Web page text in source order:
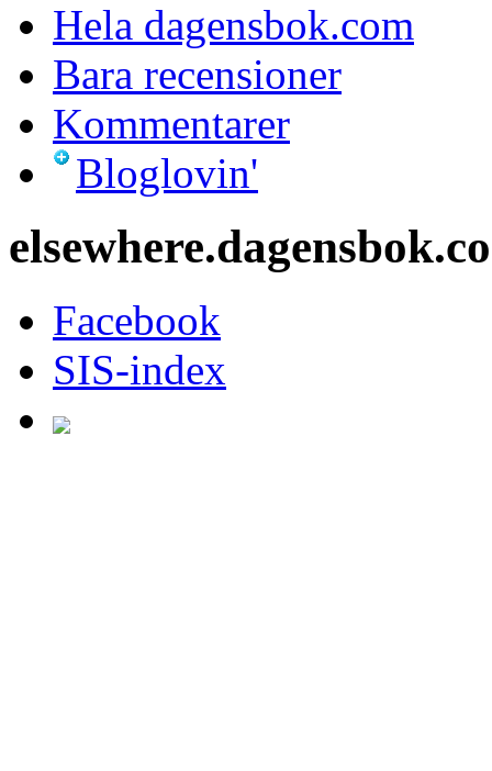
Hela dagensbok.com
Bara recensioner
Kommentarer
Bloglovin'
Facebook
SIS-index